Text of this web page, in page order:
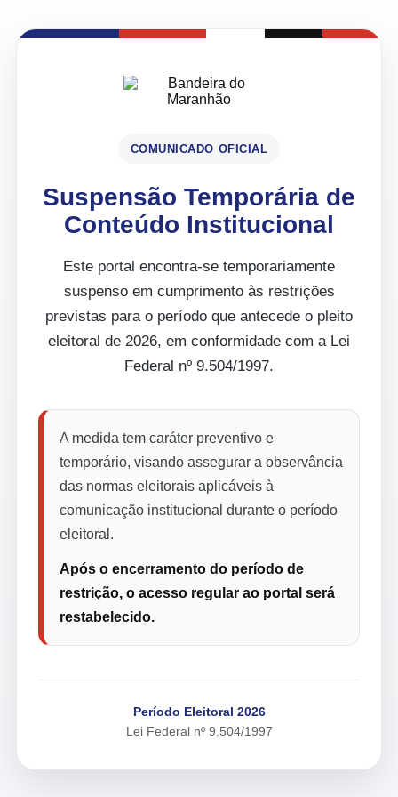
COMUNICADO OFICIAL
Suspensão Temporária de
Conteúdo Institucional
Este portal encontra-se temporariamente
suspenso em cumprimento às restrições
previstas para o período que antecede o pleito
eleitoral de 2026, em conformidade com a Lei
Federal nº 9.504/1997.
A medida tem caráter preventivo e
temporário, visando assegurar a observância
das normas eleitorais aplicáveis à
comunicação institucional durante o período
eleitoral.
Após o encerramento do período de
restrição, o acesso regular ao portal será
restabelecido.
Período Eleitoral 2026
Lei Federal nº 9.504/1997